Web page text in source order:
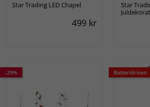
Star Trading LED Chapel
499 kr
Star
-29% Batteridriven